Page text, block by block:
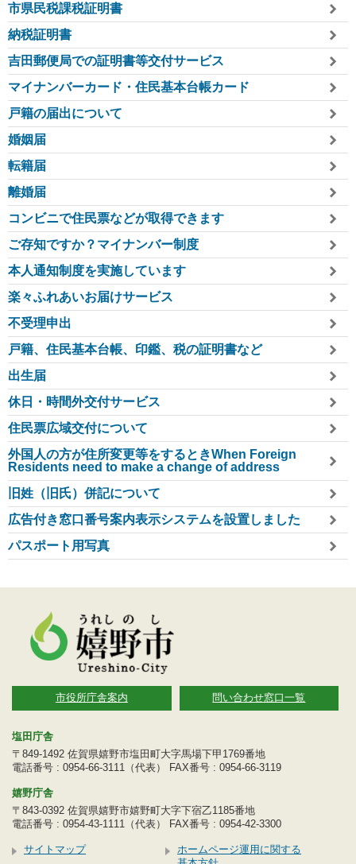
市県民税課税証明書
納税証明書
吉田郵便局での証明書等交付サービス
マイナンバーカード・住民基本台帳カード
戸籍の届出について
婚姻届
転籍届
離婚届
コンビニで住民票などが取得できます
ご存知ですか？マイナンバー制度
本人通知制度を実施しています
楽々ふれあいお届けサービス
不受理申出
戸籍、住民基本台帳、印鑑、税の証明書など
出生届
休日・時間外交付サービス
住民票広域交付について
外国人の方が住所変更等をするときWhen Foreign
Residents need to make a change of address
旧姓（旧氏）併記について
広告付き窓口番号案内表示システムを設置しました
パスポート用写真
市役所庁舎案内 問い合わせ窓口一覧
塩田庁舎
〒849-1492 佐賀県嬉野市塩田町大字馬場下甲1769番地
電話番号 : 0954-66-3111（代表） FAX番号 : 0954-66-3119
嬉野庁舎
〒843-0392 佐賀県嬉野市嬉野町大字下宿乙1185番地
電話番号 : 0954-43-1111（代表） FAX番号 : 0954-42-3300
サイトマップ
ホームページ運用に関する